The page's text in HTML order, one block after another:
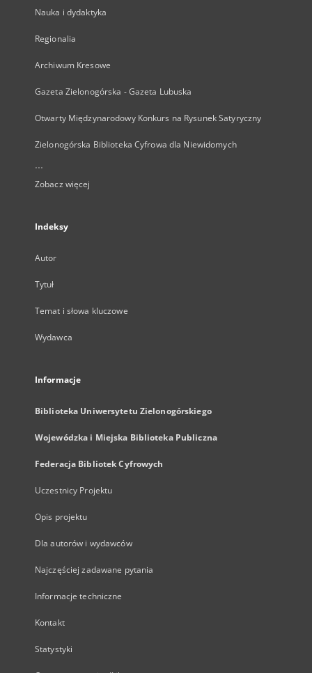
Nauka i dydaktyka
Regionalia
Archiwum Kresowe
Gazeta Zielonogórska - Gazeta Lubuska
Otwarty Międzynarodowy Konkurs na Rysunek Satyryczny
Zielonogórska Biblioteka Cyfrowa dla Niewidomych
...
Zobacz więcej
Indeksy
Autor
Tytuł
Temat i słowa kluczowe
Wydawca
Informacje
Biblioteka Uniwersytetu Zielonogórskiego
Wojewódzka i Miejska Biblioteka Publiczna
Federacja Bibliotek Cyfrowych
Uczestnicy Projektu
Opis projektu
Dla autorów i wydawców
Najczęściej zadawane pytania
Informacje techniczne
Kontakt
Statystyki